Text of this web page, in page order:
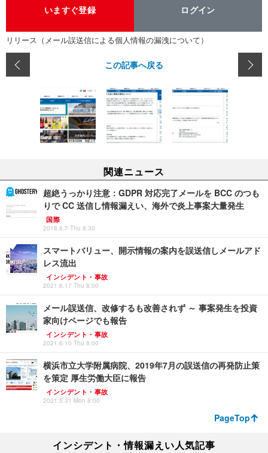
いますぐ登録 ログイン
リリース（メール誤送信による個人情報の漏洩について）
この記事へ戻る
関連ニュース
超絶うっかり注意：GDPR 対応完了メールを BCC のつも
りで CC 送信し情報漏えい、海外で炎上事案大量発生
国際
2018.6.7 Thu 8:30
スマートバリュー、開示情報の案内を誤送信しメールアド
レス流出
インシデント・事故
2021.6.17 Thu 8:00
メール誤送信、改修するも改善されず ～ 事案発生を投資
家向けページでも報告
インシデント・事故
2021.6.10 Thu 8:00
横浜市立大学附属病院、2019年7月の誤送信の再発防止策
を策定 厚生労働大臣に報告
インシデント・事故
2021.5.31 Mon 8:00
PageTop
インシデント・情報漏えい人気記事